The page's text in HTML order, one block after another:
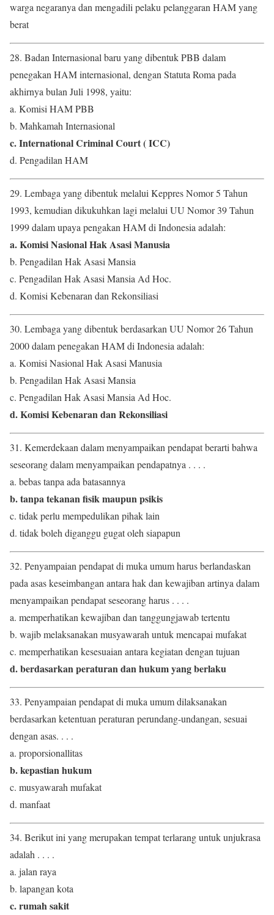
warga negaranya dan mengadili pelaku pelanggaran HAM yang
berat
28. Badan Internasional baru yang dibentuk PBB dalam
penegakan HAM internasional, dengan Statuta Roma pada
akhirnya bulan Juli 1998, yaitu:
a. Komisi HAM PBB
b. Mahkamah Internasional
c. International Criminal Court ( ICC)
d. Pengadilan HAM
29. Lembaga yang dibentuk melalui Keppres Nomor 5 Tahun
1993, kemudian dikukuhkan lagi melalui UU Nomor 39 Tahun
1999 dalam upaya pengakan HAM di Indonesia adalah:
a. Komisi Nasional Hak Asasi Manusia
b. Pengadilan Hak Asasi Mansia
c. Pengadilan Hak Asasi Mansia Ad Hoc.
d. Komisi Kebenaran dan Rekonsiliasi
30. Lembaga yang dibentuk berdasarkan UU Nomor 26 Tahun
2000 dalam penegakan HAM di Indonesia adalah:
a. Komisi Nasional Hak Asasi Manusia
b. Pengadilan Hak Asasi Mansia
c. Pengadilan Hak Asasi Mansia Ad Hoc.
d. Komisi Kebenaran dan Rekonsiliasi
31. Kemerdekaan dalam menyampaikan pendapat berarti bahwa
seseorang dalam menyampaikan pendapatnya . . . .
a. bebas tanpa ada batasannya
b. tanpa tekanan fisik maupun psikis
c. tidak perlu mempedulikan pihak lain
d. tidak boleh diganggu gugat oleh siapapun
32. Penyampaian pendapat di muka umum harus berlandaskan
pada asas keseimbangan antara hak dan kewajiban artinya dalam
menyampaikan pendapat seseorang harus . . . .
a. memperhatikan kewajiban dan tanggungjawab tertentu
b. wajib melaksanakan musyawarah untuk mencapai mufakat
c. memperhatikan kesesuaian antara kegiatan dengan tujuan
d. berdasarkan peraturan dan hukum yang berlaku
33. Penyampaian pendapat di muka umum dilaksanakan
berdasarkan ketentuan peraturan perundang-undangan, sesuai
dengan asas. . . .
a. proporsionallitas
b. kepastian hukum
c. musyawarah mufakat
d. manfaat
34. Berikut ini yang merupakan tempat terlarang untuk unjukrasa
adalah . . . .
a. jalan raya
b. lapangan kota
c. rumah sakit